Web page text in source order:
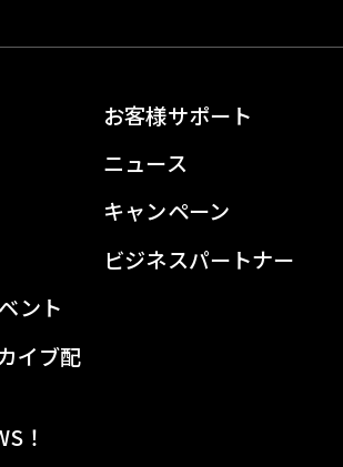
ント
イブ配
！
お客様サポート
ニュース
キャンペーン
ビジネスパートナー